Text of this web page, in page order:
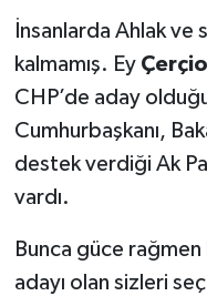
İnsanlarda Ahlak ve
kalmamış. Ey
CHP’de aday
Cumhurbaşkanı,
destek verdiği Ak
vardı.
Bunca güce
adayı olan sizleri